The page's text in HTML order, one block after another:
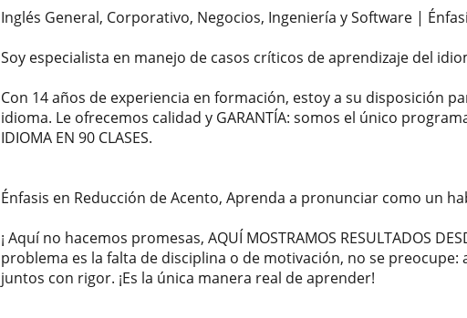
Inglés General, Corporativo, Negocios, Ingeniería y Software |
Soy especialista en manejo de casos críticos de aprendizaje del
Con 14 años de experiencia en formación, estoy a su disposición
idioma. Le ofrecemos calidad y GARANTÍA: somos el único
IDIOMA EN 90 CLASES.
Énfasis en Reducción de Acento, Aprenda a pronunciar como un
¡ Aquí no hacemos promesas, AQUÍ MOSTRAMOS RESULTADOS
problema es la falta de disciplina o de motivación, no se
juntos con rigor. ¡Es la única manera real de aprender!